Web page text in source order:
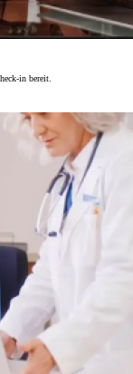
in bereit.